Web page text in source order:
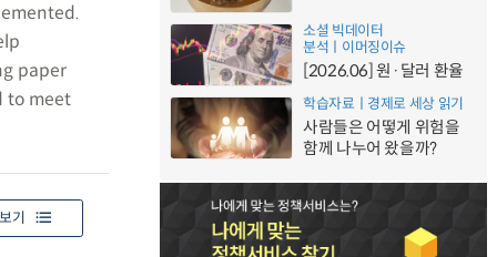
paper
to meet
기
소셜 빅데이터
분석ㅣ이머징이슈
[2026.06] 원·달러 환율
학습자료ㅣ경제로 세상 읽기
사람들은 어떻게 위험을
함께 나누어 왔을까?